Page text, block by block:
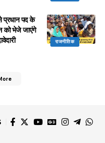
राजनीतिक
पद के
को भेजे जाएंगे